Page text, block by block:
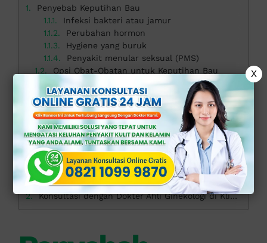
Penyebab Keputihan Bau
Infeksi bakteri atau jamur
Perubahan hormon
Hygiene yang buruk
Penyakit menular seksual (PMS)
Opsi Obat-Obatan untuk Keputihan Bau
Pengobatan antibiotik
Pengobatan antijamur
Probiotik
Obat-obatan antiseptik
Pencegahan Keputihan Bau
Pola hidup sehat
Kebersihan yang baik
Pemilihan pakaian yang tepat
Hindari douching
Konsultasi dengan Dokter Ahli Ginekologi di Klinik Apollo
X